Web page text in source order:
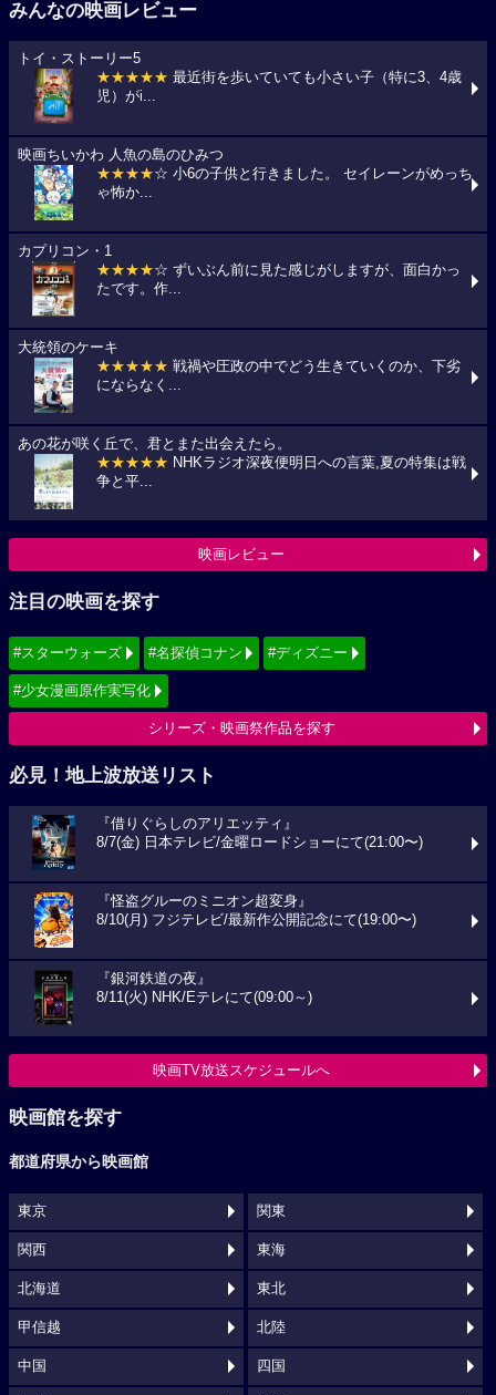
みんなの映画レビュー
トイ・ストーリー5
★★★★★ 最近街を歩いていても小さい子（特に3、4歳
児）がi...
映画ちいかわ 人魚の島のひみつ
★★★★☆ 小6の子供と行きました。 セイレーンがめっち
ゃ怖か...
カプリコン・1
★★★★☆ ずいぶん前に見た感じがしますが、面白かっ
たです。作...
大統領のケーキ
★★★★★ 戦禍や圧政の中でどう生きていくのか、下劣
にならなく...
あの花が咲く丘で、君とまた出会えたら。
★★★★★ NHKラジオ深夜便明日への言葉,夏の特集は戦
争と平...
映画レビュー
注目の映画を探す
#スターウォーズ #名探偵コナン #ディズニー
#少女漫画原作実写化
シリーズ・映画祭作品を探す
必見！地上波放送リスト
『借りぐらしのアリエッティ』
8/7(金) 日本テレビ/金曜ロードショーにて(21:00〜)
『怪盗グルーのミニオン超変身』
8/10(月) フジテレビ/最新作公開記念にて(19:00〜)
『銀河鉄道の夜』
8/11(火) NHK/Eテレにて(09:00～)
映画TV放送スケジュールへ
映画館を探す
都道府県から映画館
東京 関東
関西 東海
北海道 東北
甲信越 北陸
中国 四国